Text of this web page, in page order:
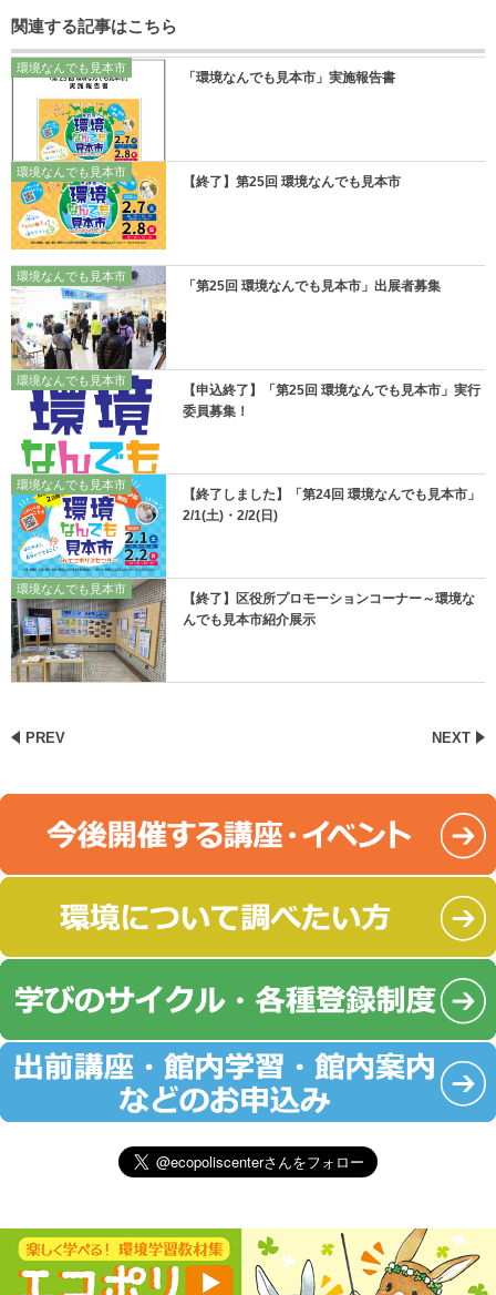
関連する記事はこちら
環境なんでも見本市
「環境なんでも見本市」実施報告書
環境なんでも見本市
【終了】第25回 環境なんでも見本市
環境なんでも見本市
「第25回 環境なんでも見本市」出展者募集
環境なんでも見本市
【申込終了】「第25回 環境なんでも見本市」実行
委員募集！
環境なんでも見本市
【終了しました】「第24回 環境なんでも見本市」
2/1(土)・2/2(日)
環境なんでも見本市
【終了】区役所プロモーションコーナー～環境な
んでも見本市紹介展示
PREV NEXT